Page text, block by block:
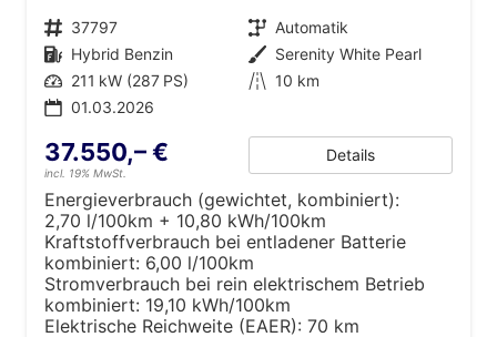
Fahrzeugnr. 37797 Getriebe Automatik
Kraftstoff Hybrid Benzin Außenfarbe Serenity White Pearl
Leistung 211 kW (287 PS) Kilometerstand 10 km
01.03.2026
37.550,– €
incl. 19% MwSt.
Details
Energieverbrauch (gewichtet, kombiniert):
2,70 l/100km + 10,80 kWh/100km
Kraftstoffverbrauch bei entladener Batterie
kombiniert: 6,00 l/100km
Stromverbrauch bei rein elektrischem Betrieb
kombiniert: 19,10 kWh/100km
Elektrische Reichweite (EAER): 70 km